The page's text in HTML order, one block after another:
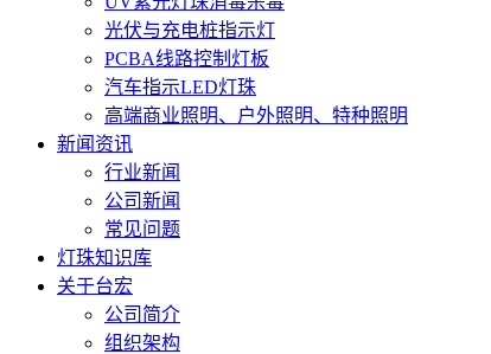
光伏与充电桩指示灯
PCBA线路控制灯板
汽车指示LED灯珠
高端商业照明、户外照明、特种照明
新闻资讯
行业新闻
公司新闻
常见问题
灯珠知识库
关于台宏
公司简介
组织架构